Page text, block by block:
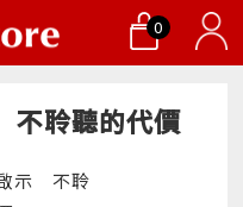
0
聆聽的代價